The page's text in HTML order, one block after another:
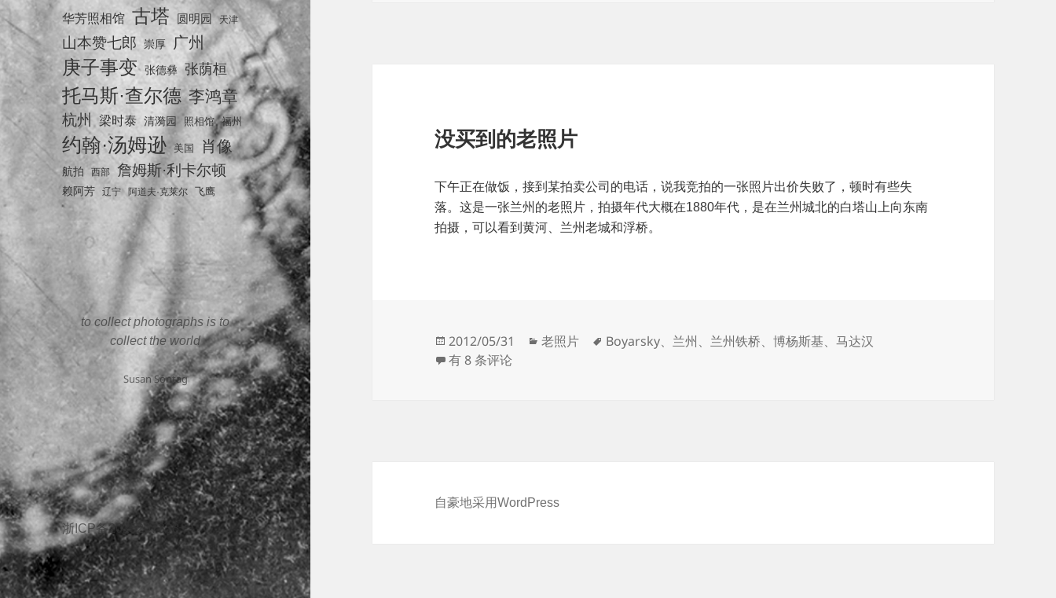
华芳照相馆 古塔 圆明园 天津
山本赞七郎 崇厚 广州
庚子事变 张德彝 张荫桓
托马斯·查尔德 李鸿章
杭州 梁时泰 清漪园 照相馆 福州
约翰·汤姆逊 美国 肖像
航拍 西部 詹姆斯·利卡尔顿
赖阿芳 辽宁 阿道夫·克莱尔 飞鹰
to collect photographs is to
collect the world
Susan Sontag
浙ICP备2025207338号
没买到的老照片
下午正在做饭，接到某拍卖公司的电话，说我竞拍的一张照片出价失败了，顿时有些失
落。这是一张兰州的老照片，拍摄年代大概在1880年代，是在兰州城北的白塔山上向东南
拍摄，可以看到黄河、兰州老城和浮桥。
发
布
2012/05/31
分
老照片
标
Boyarsky、 兰州、 兰州铁桥、博杨斯基、马达汉
没买到的老照片
有 8 条评论
自豪地采用WordPress